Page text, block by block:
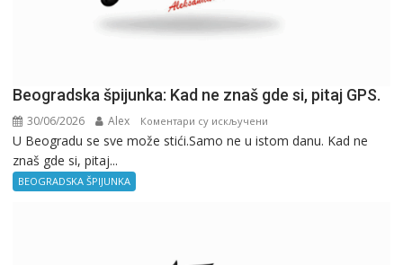
Beogradska špijunka: Kad ne znaš gde si, pitaj GPS.
30/06/2026 Alex Коментари су искључени
Beogradska
U Beogradu se sve može stići.Samo ne u istom danu. Kad ne
znaš gde si, pitaj...
BEOGRADSKA ŠPIJUNKA